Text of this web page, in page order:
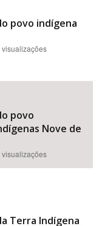
povo indígena
visualizações
povo
Nove de
visualizações
Terra Indígena